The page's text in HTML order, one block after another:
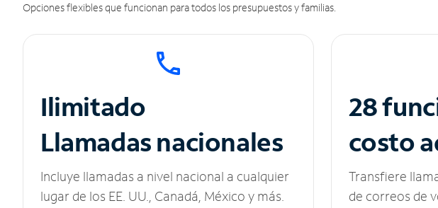
Opciones flexibles que funcionan para todos los presupuestos y familias.
Ilimitado
Llamadas nacionales
Incluye llamadas a nivel nacional a cualquier
lugar de los EE. UU., Canadá, México y más.
28
costo
Transfiere
de correos de